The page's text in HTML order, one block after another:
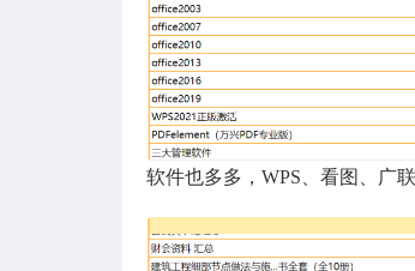
软件也多多，WPS、看图、广